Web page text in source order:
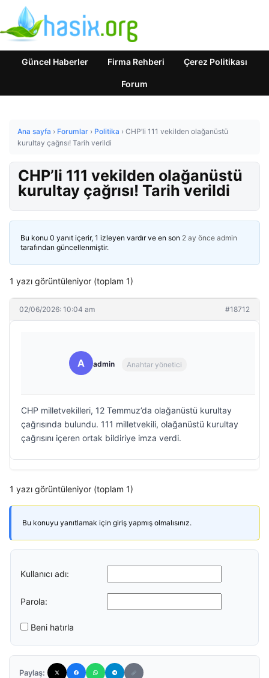
Güncel Haberler Firma Rehberi Çerez Politikası
Forum
Ana sayfa › Forumlar › Politika › CHP’li 111 vekilden olağanüstü
kurultay çağrısı! Tarih verildi
CHP’li 111 vekilden olağanüstü
kurultay çağrısı! Tarih verildi
Bu konu 0 yanıt içerir, 1 izleyen vardır ve en son 2 ay önce admin
tarafından güncellenmiştir.
1 yazı görüntüleniyor (toplam 1)
02/06/2026: 10:04 am #18712
A admin Anahtar yönetici
CHP milletvekilleri, 12 Temmuz’da olağanüstü kurultay
çağrısında bulundu. 111 milletvekili, olağanüstü kurultay
çağrısını içeren ortak bildiriye imza verdi.
1 yazı görüntüleniyor (toplam 1)
Bu konuyu yanıtlamak için giriş yapmış olmalısınız.
Kullanıcı adı:
Parola:
Beni hatırla
Paylaş: